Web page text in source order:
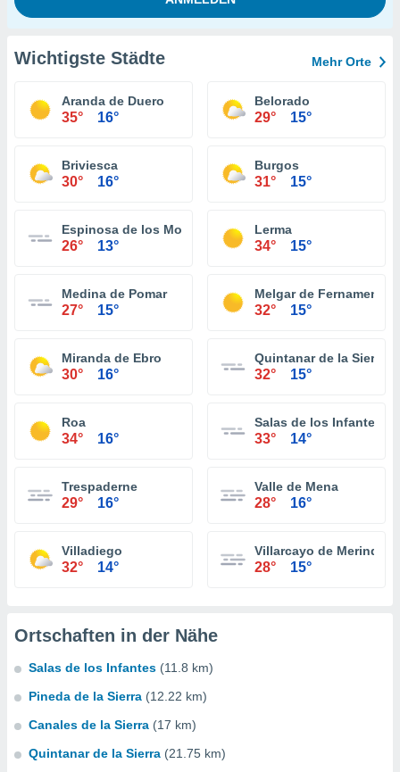
Wichtigste Städte Mehr Orte
Aranda de Duero
35° 16°
Belorado
29° 15°
Briviesca
30° 16°
Burgos
31° 15°
Espinosa de los Monteros
26° 13°
Lerma
34° 15°
Medina de Pomar
27° 15°
Melgar de Fernamental
32° 15°
Miranda de Ebro
30° 16°
Quintanar de la Sierra
32° 15°
Roa
34° 16°
Salas de los Infantes
33° 14°
Trespaderne
29° 16°
Valle de Mena
28° 16°
Villadiego
32° 14°
Villarcayo de Merindad
28° 15°
Ortschaften in der Nähe
Salas de los Infantes (11.8 km)
Pineda de la Sierra (12.22 km)
Canales de la Sierra (17 km)
Quintanar de la Sierra (21.75 km)